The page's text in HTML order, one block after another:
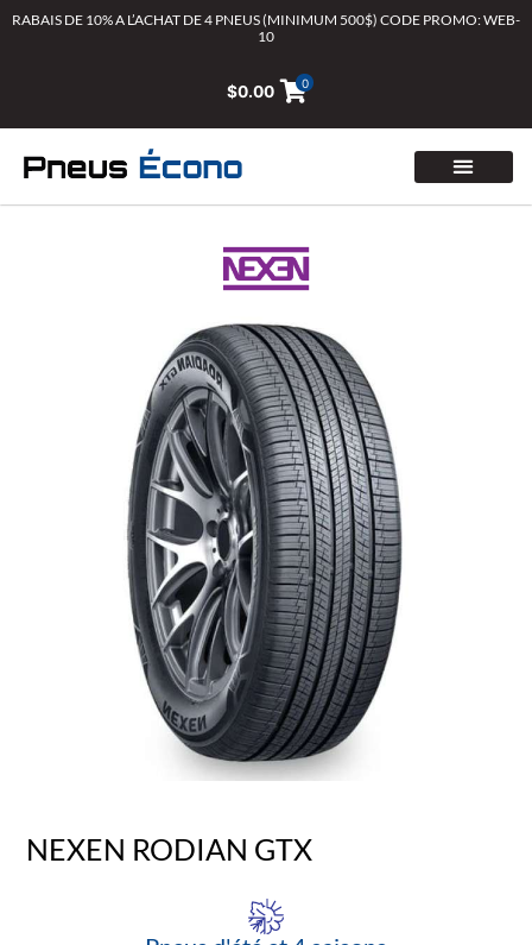
AllerRABAIS DE 10% A L’ACHAT DE 4 PNEUS (MINIMUM 500$) CODE PROMO: WEB-
10
$0.00 0
NEXEN RODIAN GTX